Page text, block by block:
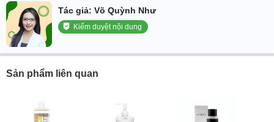
Tác giả: Võ Quỳnh Như
Kiểm duyệt nội dung
Sản phẩm liên quan